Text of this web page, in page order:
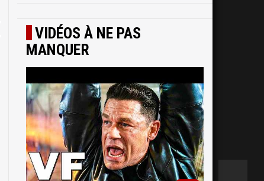
VIDÉOS À NE PAS
MANQUER